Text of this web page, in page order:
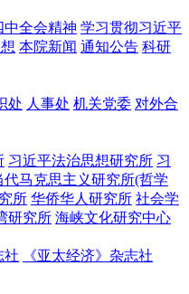
全会精神 学习贯彻习近平
本院新闻 通知公告 科研
处 人事处 机关党委 对外合
习近平法治思想研究所 习
代马克思主义研究所(哲学
所 华侨华人研究所 社会学
研究所 海峡文化研究中心
社
《亚太经济》杂志社